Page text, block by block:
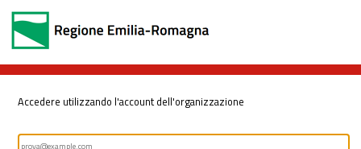
Accedere utilizzando l'account dell'organizzazione